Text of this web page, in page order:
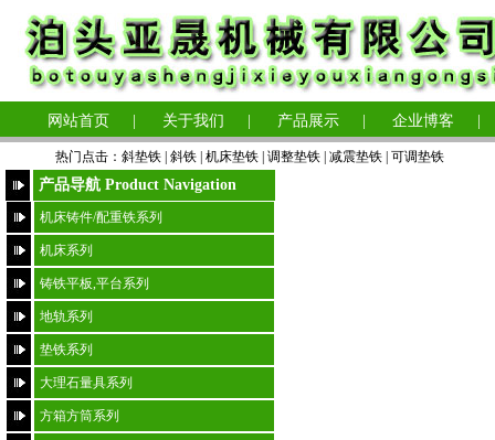
网站首页 关于我们 产品展示 企业博客
热门点击： 斜垫铁 斜铁 | 机床垫铁 调整垫铁 减震垫铁 可调垫铁
产品导航 Product Navigation
机床铸件/配重铁系列
机床系列
铸铁平板,平台系列
地轨系列
垫铁系列
大理石量具系列
方箱方筒系列